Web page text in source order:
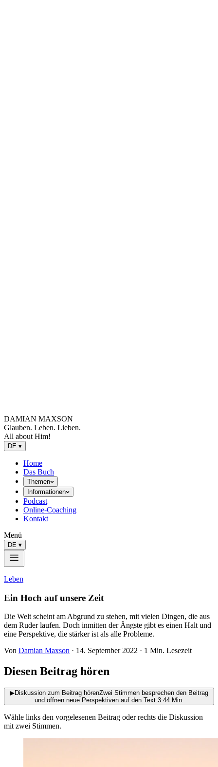
DAMIAN MAXSON
Glauben. Leben. Lieben.
All about Him!
DE ▾
Home
Das Buch
Themen
Informationen
Podcast
Online-Coaching
Kontakt
Menü
DE ▾
Leben
Ein Hoch auf unsere Zeit
Die Welt scheint am Abgrund zu stehen, mit vielen Dingen, die aus
dem Ruder laufen. Doch inmitten der Ängste gibt es einen Halt und
eine Perspektive, die stärker ist als alle Probleme.
Von Damian Maxson · 14. September 2022 · 1 Min. Lesezeit
Diesen Beitrag hören
▶Diskussion zum Beitrag hörenZwei Stimmen besprechen den Beitrag
und öffnen neue Perspektiven auf den Text.3:44 Min.
Wähle links den vorgelesenen Beitrag oder rechts die Diskussion
mit zwei Stimmen.